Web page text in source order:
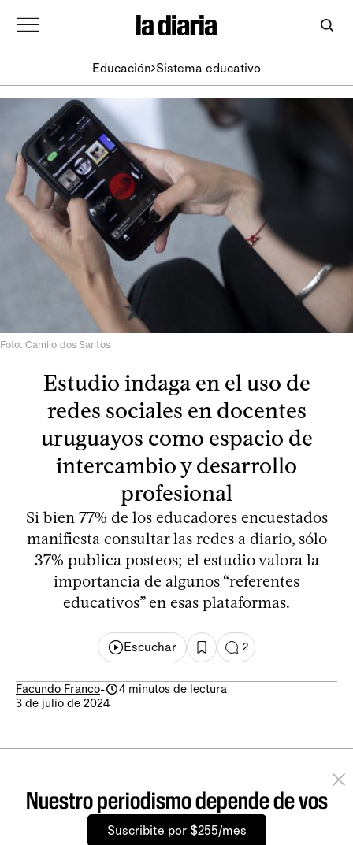
Educación Sistema educativo
Foto: Camilo dos Santos
Estudio indaga en el uso de
redes sociales en docentes
uruguayos como espacio de
intercambio y desarrollo
profesional
Si bien 77% de los educadores encuestados
manifiesta consultar las redes a diario, sólo
37% publica posteos; el estudio valora la
importancia de algunos “referentes
educativos” en esas plataformas.
Escuchar 2
Facundo Franco-
4 minutos de lectura
3 de julio de 2024
Nuestro periodismo depende de vos
Suscribite por $255/mes